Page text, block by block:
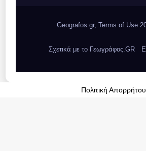
Geografos.gr, Terms of Use
Σχετικά με το Γεωγράφος.GR
Πολιτική Απορρήτου